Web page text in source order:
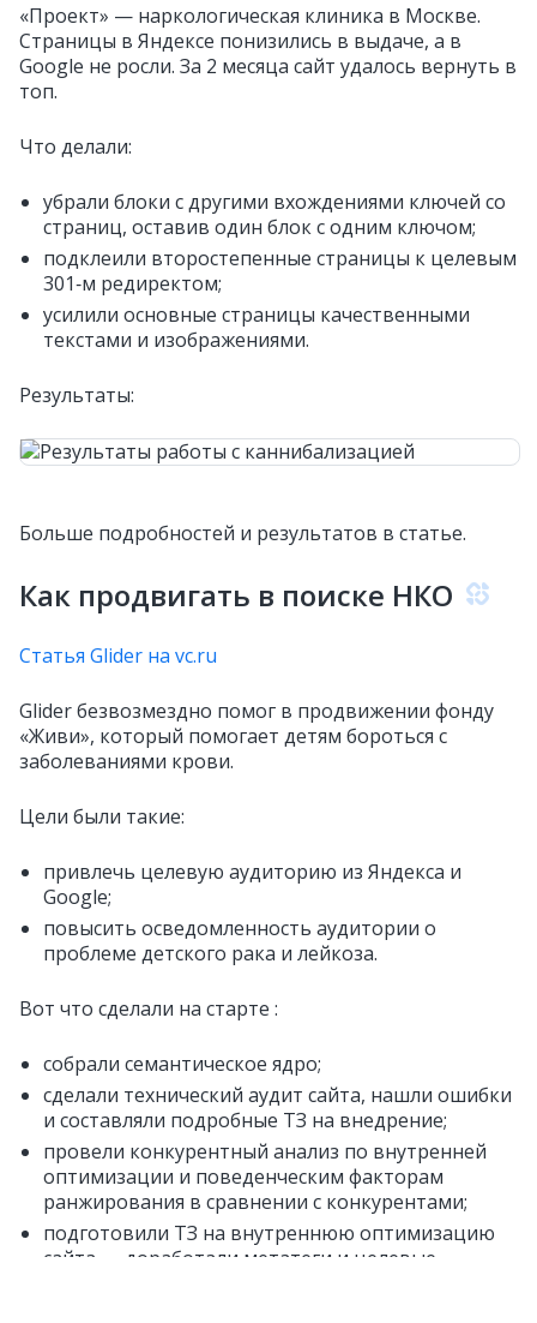
«Проект» — наркологическая клиника в Москве.
Страницы в Яндексе понизились в выдаче, а в
Google не росли. За 2 месяца сайт удалось вернуть в
топ.
Что делали:
убрали блоки с другими вхождениями ключей со
страниц, оставив один блок с одним ключом;
подклеили второстепенные страницы к целевым
301‑м редиректом;
усилили основные страницы качественными
текстами и изображениями.
Результаты:
Больше подробностей и результатов в статье.
Как продвигать в поиске НКО
Статья Glider на vc.ru
Glider безвозмездно помог в продвижении фонду
«Живи», который помогает детям бороться с
заболеваниями крови.
Цели были такие:
привлечь целевую аудиторию из Яндекса и
Google;
повысить осведомленность аудитории о
проблеме детского рака и лейкоза.
Вот что сделали на старте :
собрали семантическое ядро;
сделали технический аудит сайта, нашли ошибки
и составляли подробные ТЗ на внедрение;
провели конкурентный анализ по внутренней
оптимизации и поведенческим факторам
ранжирования в сравнении с конкурентами;
подготовили ТЗ на внутреннюю оптимизацию
сайта — доработали метатеги и целевые